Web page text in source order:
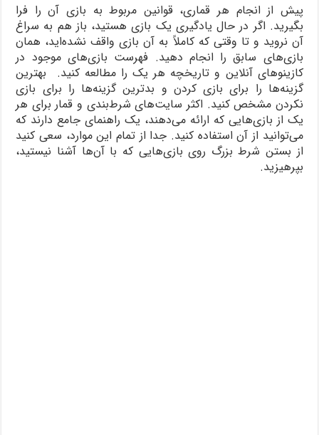
پیش از انجام هر قماری، قوانین مربوط به بازی آن را فرا
بگیرید. اگر در حال یادگیری یک بازی هستید، باز هم به سراغ
آن نروید و تا وقتی که کاملاً به آن بازی واقف نشده‌اید، همان
بازی‌های سابق را انجام دهید. فهرست بازی‌های موجود در
کازینوهای آنلاین و تاریخچه هر یک را مطالعه کنید. بهترین
گزینه‌ها را برای بازی کردن و بدترین گزینه‌ها را برای بازی
نکردن مشخص کنید. اکثر سایت‌های شرط‌بندی و قمار برای هر
یک از بازی‌هایی که ارائه می‌دهند، یک راهنمای جامع دارند که
می‌توانید از آن استفاده کنید. جدا از تمام این موارد، سعی کنید
از بستن شرط بزرگ روی بازی‌هایی که با آن‌ها آشنا نیستید،
بپرهیزید.